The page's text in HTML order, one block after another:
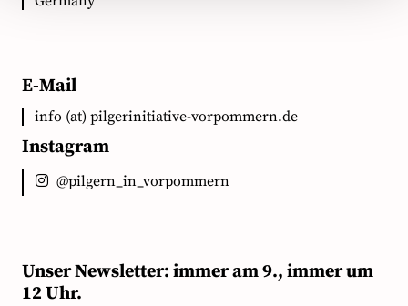
E-Mail
info (at) pilgerinitiative-vorpommern.de
Instagram
@pilgern_in_vorpommern
Unser Newsletter: immer am 9., immer um
12 Uhr.